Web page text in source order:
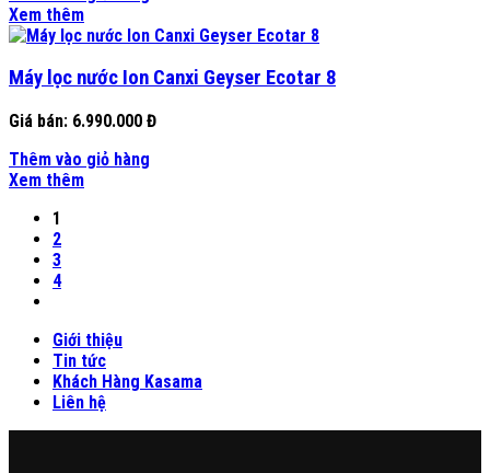
Xem thêm
Máy lọc nước Ion Canxi Geyser Ecotar 8
Giá bán: 6.990.000 Đ
Thêm vào giỏ hàng
Xem thêm
1
2
3
4
Giới thiệu
Tin tức
Khách Hàng Kasama
Liên hệ